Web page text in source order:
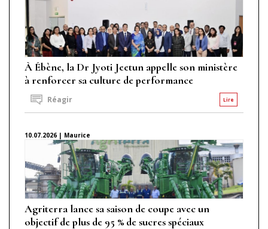
À Ébène, la Dr Jyoti Jeetun appelle son ministère
à renforcer sa culture de performance
Lire
Réagir
10.07.2026 | Maurice
Agriterra lance sa saison de coupe avec un
objectif de plus de 95 % de sucres spéciaux